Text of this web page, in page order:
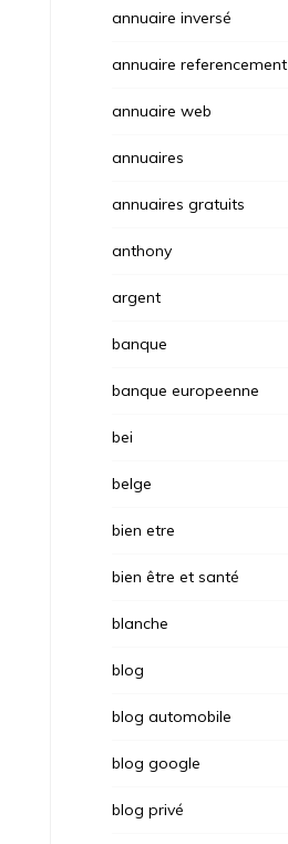
annuaire inversé
annuaire referencement
annuaire web
annuaires
annuaires gratuits
anthony
argent
banque
banque europeenne
bei
belge
bien etre
bien être et santé
blanche
blog
blog automobile
blog google
blog privé